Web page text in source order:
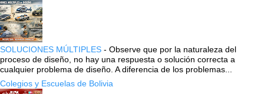
SOLUCIONES MÚLTIPLES - Observe que por la naturaleza del
proceso de diseño, no hay una respuesta o solución correcta a
cualquier problema de diseño. A diferencia de los problemas...
Colegios y Escuelas de Bolivia